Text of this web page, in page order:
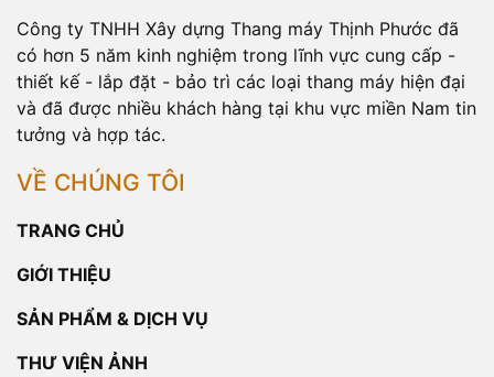
Công ty TNHH Xây dựng Thang máy Thịnh Phước đã
có hơn 5 năm kinh nghiệm trong lĩnh vực cung cấp -
thiết kế - lắp đặt - bảo trì các loại thang máy hiện đại
và đã được nhiều khách hàng tại khu vực miền Nam tin
tưởng và hợp tác.
VỀ CHÚNG TÔI
TRANG CHỦ
GIỚI THIỆU
SẢN PHẨM & DỊCH VỤ
THƯ VIỆN ẢNH